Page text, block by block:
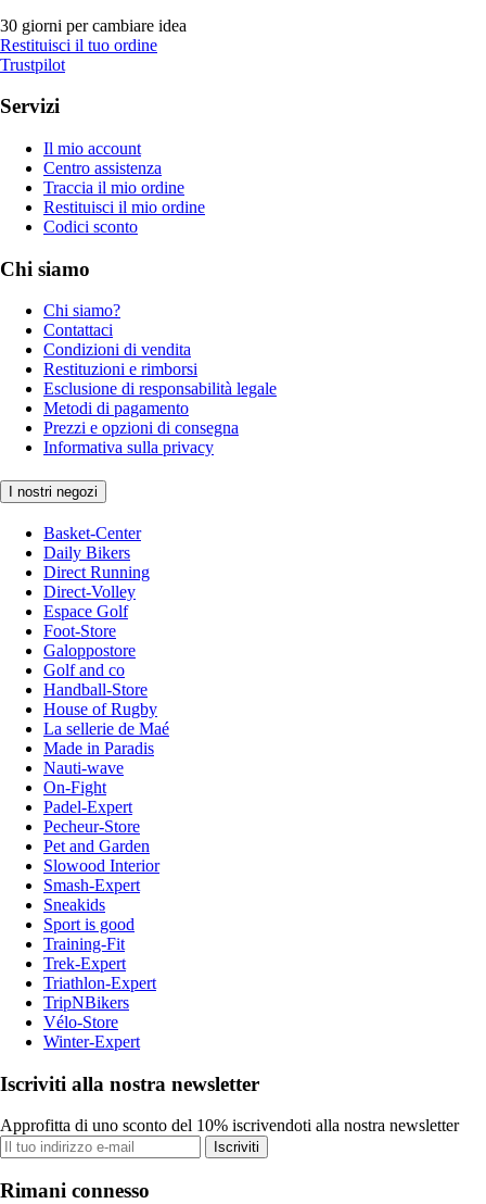
30 giorni per cambiare idea
Restituisci il tuo ordine
Trustpilot
Servizi
Il mio account
Centro assistenza
Traccia il mio ordine
Restituisci il mio ordine
Codici sconto
Chi siamo
Chi siamo?
Contattaci
Condizioni di vendita
Restituzioni e rimborsi
Esclusione di responsabilità legale
Metodi di pagamento
Prezzi e opzioni di consegna
Informativa sulla privacy
I nostri negozi
Basket-Center
Daily Bikers
Direct Running
Direct-Volley
Espace Golf
Foot-Store
Galoppostore
Golf and co
Handball-Store
House of Rugby
La sellerie de Maé
Made in Paradis
Nauti-wave
On-Fight
Padel-Expert
Pecheur-Store
Pet and Garden
Slowood Interior
Smash-Expert
Sneakids
Sport is good
Training-Fit
Trek-Expert
Triathlon-Expert
TripNBikers
Vélo-Store
Winter-Expert
Iscriviti alla nostra newsletter
Approfitta di uno sconto del 10% iscrivendoti alla nostra newsletter
Iscriviti
Rimani connesso